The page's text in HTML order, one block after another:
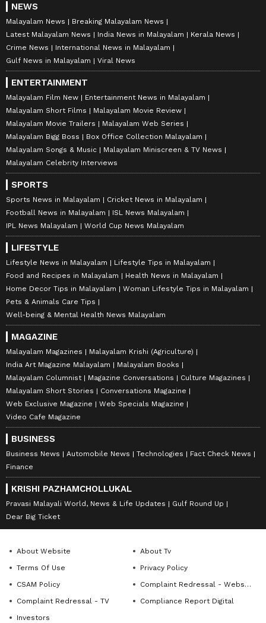
NEWS
Malayalam News
Breaking Malayalam News
Latest Malayalam News
India News in Malayalam
Kerala News
Crime News
International News in Malayalam
Gulf News in Malayalam
Viral News
ENTERTAINMENT
Malayalam Film New
Entertainment News in Malayalam
Malayalam Short Films
Malayalam Movie Review
Malayalam Movie Trailers
Malayalam Web Series
Malayalam Bigg Boss
Box Office Collection Malayalam
Malayalam Songs & Music
Malayalam Miniscreen & TV News
Malayalam Celebrity Interviews
SPORTS
Sports News in Malayalam
Cricket News in Malayalam
Football News in Malayalam
ISL News Malayalam
IPL News Malayalam
World Cup News Malayalam
LIFESTYLE
Lifestyle News in Malayalam
Lifestyle Tips in Malayalam
Food and Recipes in Malayalam
Health News in Malayalam
Home Decor Tips in Malayalam
Woman Lifestyle Tips in Malayalam
Pets & Animals Care Tips
Well-being & Mental Health News Malayalam
MAGAZINE
Malayalam Magazines
Malayalam Krishi (Agriculture)
India Art Magazine Malayalam
Malayalam Books
Malayalam Columnist
Magazine Conversations
Culture Magazines
Malayalam Short Stories
Conversations Magazine
Web Exclusive Magazine
Web Specials Magazine
Video Cafe Magazine
BUSINESS
Business News Automobile News Technologies
Fact Check News
Finance
KRISHI PAZHAMCHOLLUKAL
Pravasi Malayali World, News & Life Updates
Gulf Round Up
Dear Big Ticket
About Website
About Tv
Terms Of Use
Privacy Policy
CSAM Policy
Complaint Redressal - Website
Complaint Redressal - TV
Compliance Report Digital
Investors